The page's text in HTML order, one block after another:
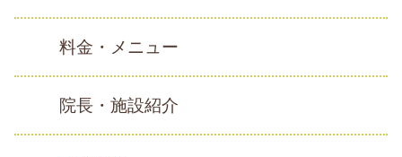
料金・メニュー
院長・施設紹介